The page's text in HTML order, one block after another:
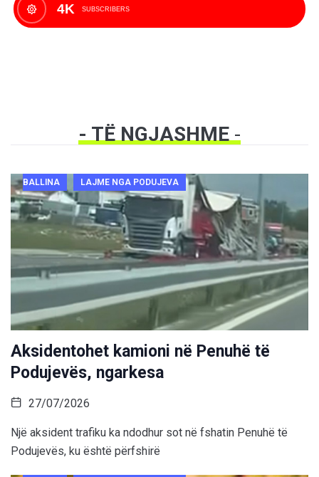
4K SUBSCRIBERS
- TË NGJASHME-
BALLINA LAJME NGA PODUJEVA
Aksidentohet kamioni në Penuhë të
Podujevës, ngarkesa
27/07/2026
Një aksident trafiku ka ndodhur sot në fshatin Penuhë të
Podujevës, ku është përfshirë